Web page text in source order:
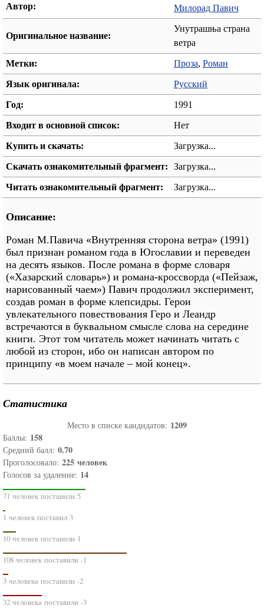
Автор: Милорад Павич
Оригинальное название:
Унутрашња страна
ветра
Метки: Проза, Роман
Язык оригинала: Русский
Год: 1991
Входит в основной список: Нет
Купить и скачать: Загрузка...
Скачать ознакомительный фрагмент: Загрузка...
Читать ознакомительный фрагмент: Загрузка...
Описание:
Роман М.Павича «Внутренняя сторона ветра» (1991)
был признан романом года в Югославии и переведен
на десять языков. После романа в форме словаря
(«Хазарский словарь») и романа-кроссворда («Пейзаж,
нарисованный чаем») Павич продолжил эксперимент,
создав роман в форме клепсидры. Герои
увлекательного повествования Геро и Леандр
встречаются в буквальном смысле слова на середине
книги. Этот том читатель может начинать читать с
любой из сторон, ибо он написан автором по
принципу «в моем начале – мой конец».
Статистика
Место в списке кандидатов: 1209
Баллы: 158
Средний балл: 0.70
Проголосовало: 225 человек
Голосов за удаление: 14
71 человек поставили 5
1 человек поставил 3
10 человек поставили 1
108 человек поставили -1
3 человека поставили -2
32 человека поставили -3